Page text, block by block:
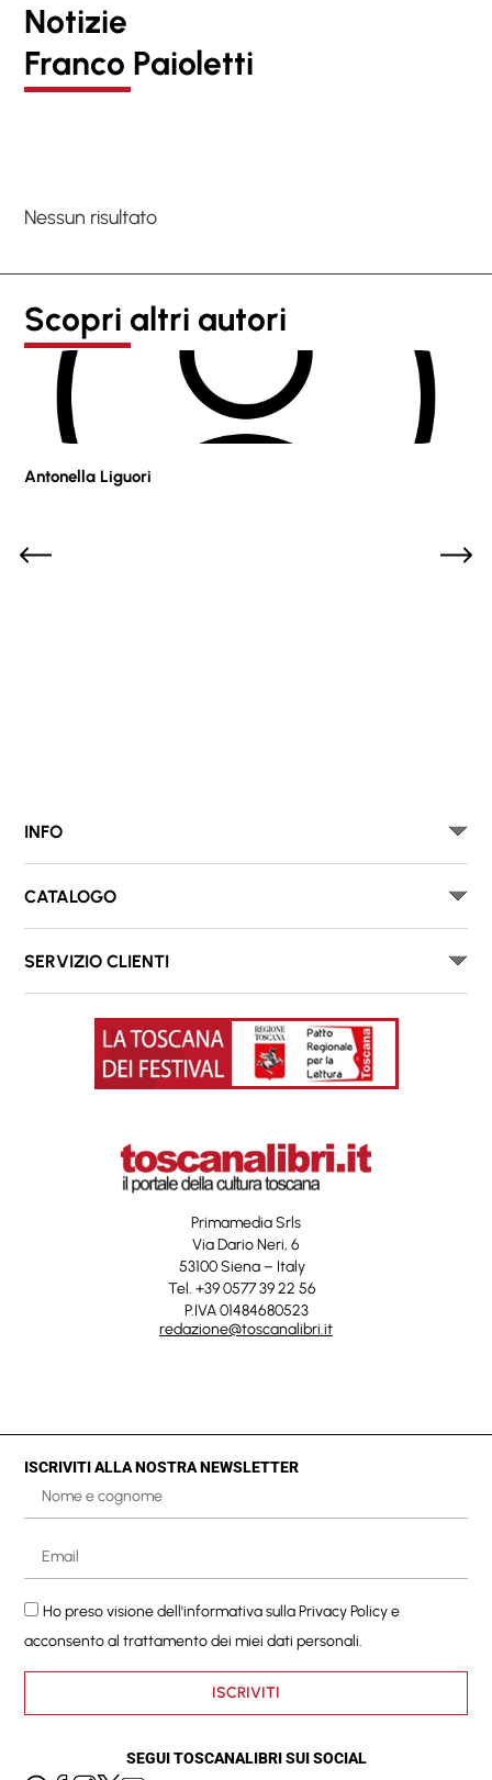
Notizie
Franco Paioletti
Nessun risultato
Scopri altri autori
Antonella Liguori
INFO
CATALOGO
SERVIZIO CLIENTI
Primamedia Srls
Via Dario Neri, 6
53100 Siena – Italy
Tel. +39 0577 39 22 56
P.IVA 01484680523
redazione@toscanalibri.it
ISCRIVITI ALLA NOSTRA NEWSLETTER
Ho preso visione dell'informativa sullaPrivacy Policye
acconsento al trattamento dei miei dati personali.
ISCRIVITI
SEGUI TOSCANALIBRI SUI SOCIAL